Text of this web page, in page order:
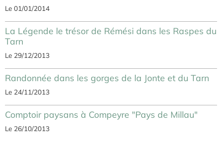
Le 01/01/2014
La Légende le trésor de Rémési dans les Raspes du
Tarn
Le 29/12/2013
Randonnée dans les gorges de la Jonte et du Tarn
Le 24/11/2013
Comptoir paysans à Compeyre "Pays de Millau"
Le 26/10/2013